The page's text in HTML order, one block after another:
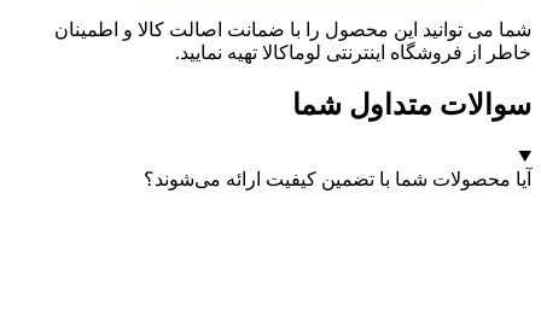
شما می توانید این محصول را با ضمانت اصالت کالا و اطمینان
خاطر از فروشگاه اینترنتی لوماکالا تهیه نمایید.
سوالات متداول شما
آیا محصولات شما با تضمین کیفیت ارائه می‌شوند؟